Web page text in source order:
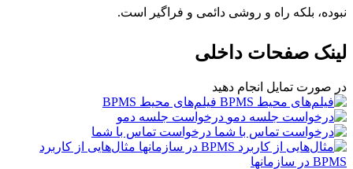
نبوده، بلکه راه و روشی دائمی و فراگیر است.
لینک صفحات داخلی
در صورت تمایل انجام دهید
فیلم‌های محیط BPMS
درخواست جلسه دمو
درخواست تماس با شما
مثال‌هایی از کاربرد
BPMS در سازمانها